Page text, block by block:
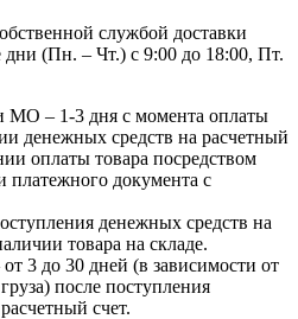
службой доставки
(Пн. – Чт.) с 9:00 до 18:00, Пт.
МО – 1-3 дня с момента оплаты
денежных средств на расчетный
оплаты товара посредством
платежного документа с
денежных средств на
товара на складе.
3 до 30 дней (в зависимости от
после поступления
счет.